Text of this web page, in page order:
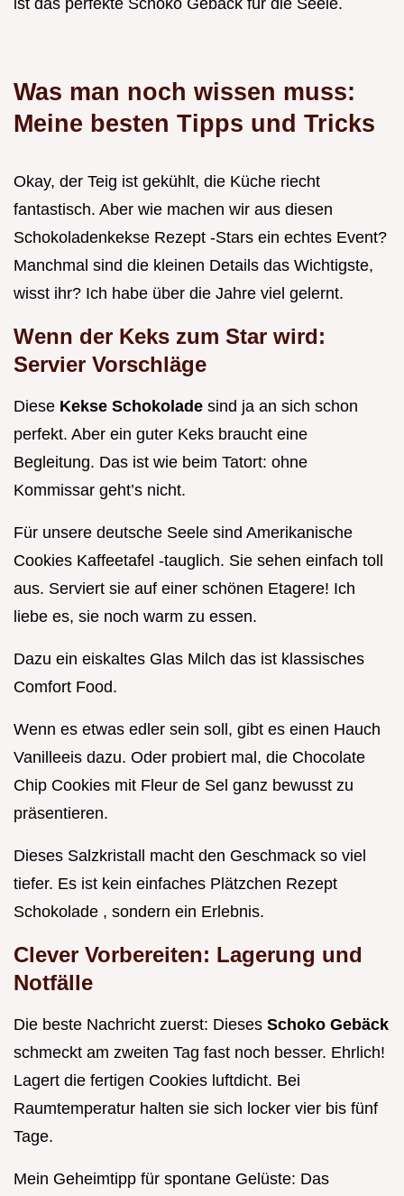
Was man noch wissen muss:
Meine besten Tipps und Tricks
Okay, der Teig ist gekühlt, die Küche riecht
fantastisch. Aber wie machen wir aus diesen
Schokoladenkekse Rezept -Stars ein echtes Event?
Manchmal sind die kleinen Details das Wichtigste,
wisst ihr? Ich habe über die Jahre viel gelernt.
Wenn der Keks zum Star wird:
Servier Vorschläge
Diese Kekse Schokolade sind ja an sich schon
perfekt. Aber ein guter Keks braucht eine
Begleitung. Das ist wie beim Tatort: ohne
Kommissar geht’s nicht.
Für unsere deutsche Seele sind Amerikanische
Cookies Kaffeetafel -tauglich. Sie sehen einfach toll
aus. Serviert sie auf einer schönen Etagere! Ich
liebe es, sie noch warm zu essen.
Dazu ein eiskaltes Glas Milch das ist klassisches
Comfort Food.
Wenn es etwas edler sein soll, gibt es einen Hauch
Vanilleeis dazu. Oder probiert mal, die Chocolate
Chip Cookies mit Fleur de Sel ganz bewusst zu
präsentieren.
Dieses Salzkristall macht den Geschmack so viel
tiefer. Es ist kein einfaches Plätzchen Rezept
Schokolade , sondern ein Erlebnis.
Clever Vorbereiten: Lagerung und
Notfälle
Die beste Nachricht zuerst: Dieses Schoko Gebäck
schmeckt am zweiten Tag fast noch besser. Ehrlich!
Lagert die fertigen Cookies luftdicht. Bei
Raumtemperatur halten sie sich locker vier bis fünf
Tage.
Mein Geheimtipp für spontane Gelüste: Das